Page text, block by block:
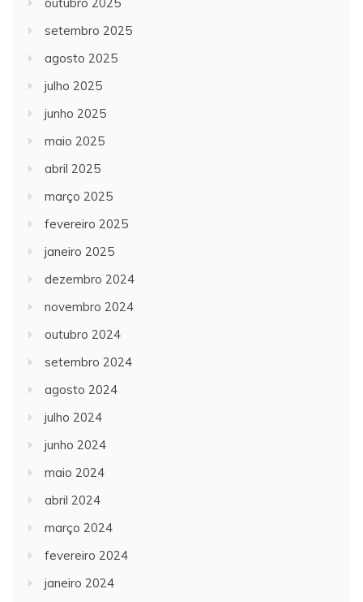
setembro 2025
agosto 2025
julho 2025
junho 2025
maio 2025
abril 2025
março 2025
fevereiro 2025
janeiro 2025
dezembro 2024
novembro 2024
outubro 2024
setembro 2024
agosto 2024
julho 2024
junho 2024
maio 2024
abril 2024
março 2024
fevereiro 2024
janeiro 2024